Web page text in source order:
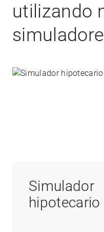
utilizando
Simulador
hipotecario